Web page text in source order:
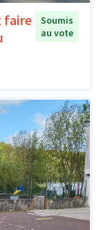
faire
Soumis
au vote